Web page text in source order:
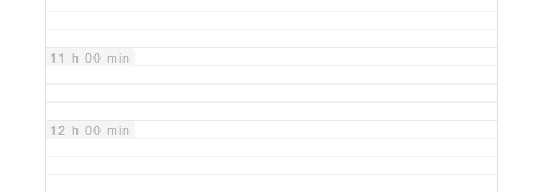
11 h 00 min
12 h 00 min